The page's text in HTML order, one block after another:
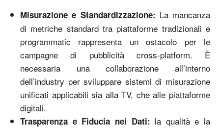
Misurazione e Standardizzazione: La mancanza
di metriche standard tra piattaforme tradizionali e
programmatic rappresenta un ostacolo per le
campagne di pubblicità cross-platform. È
necessaria una collaborazione all’interno
dell’industry per sviluppare sistemi di misurazione
unificati applicabili sia alla TV, che alle piattaforme
digitali.
Trasparenza e Fiducia nei Dati: la qualità e la